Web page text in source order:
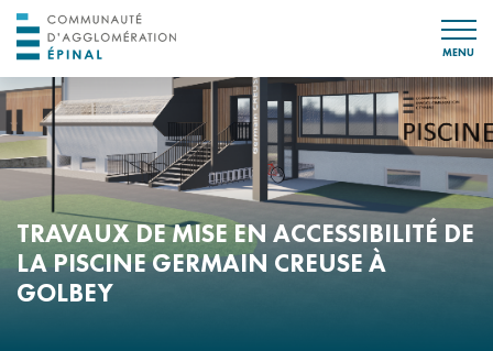
MENU
TRAVAUX DE MISE EN ACCESSIBILITÉ DE
LA PISCINE GERMAIN CREUSE À
GOLBEY